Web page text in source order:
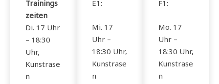
Trainings
zeiten
Di. 17 Uhr
– 18:30
Uhr,
Kunstrase
n
E1:
Mi. 17
Uhr –
18:30 Uhr,
Kunstrase
n
F1:
Mo. 17
Uhr –
18:30 Uhr,
Kunstrase
n